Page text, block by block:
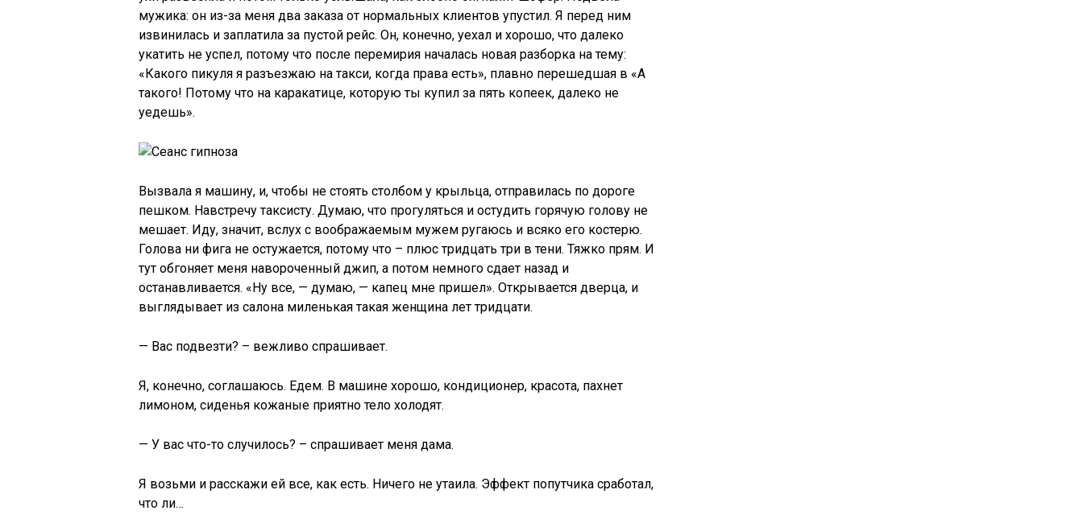
мужика: он из-за меня два заказа от нормальных клиентов упустил. Я перед ним
извинилась и заплатила за пустой рейс. Он, конечно, уехал и хорошо, что далеко
укатить не успел, потому что после перемирия началась новая разборка на тему:
«Какого пикуля я разъезжаю на такси, когда права есть», плавно перешедшая в «А
такого! Потому что на каракатице, которую ты купил за пять копеек, далеко не
уедешь».
Вызвала я машину, и, чтобы не стоять столбом у крыльца, отправилась по дороге
пешком. Навстречу таксисту. Думаю, что прогуляться и остудить горячую голову не
мешает. Иду, значит, вслух с воображаемым мужем ругаюсь и всяко его костерю.
Голова ни фига не остужается, потому что – плюс тридцать три в тени. Тяжко прям. И
тут обгоняет меня навороченный джип, а потом немного сдает назад и
останавливается. «Ну все, — думаю, — капец мне пришел». Открывается дверца, и
выглядывает из салона миленькая такая женщина лет тридцати.
— Вас подвезти? – вежливо спрашивает.
Я, конечно, соглашаюсь. Едем. В машине хорошо, кондиционер, красота, пахнет
лимоном, сиденья кожаные приятно тело холодят.
— У вас что-то случилось? – спрашивает меня дама.
Я возьми и расскажи ей все, как есть. Ничего не утаила. Эффект попутчика сработал,
что ли…